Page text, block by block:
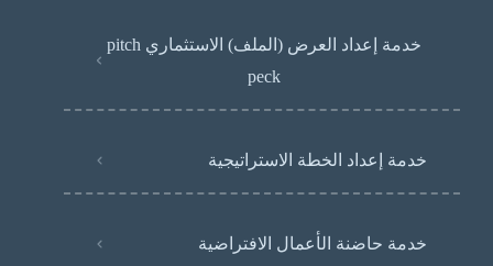
خدمة إعداد العرض (الملف) الاستثماري pitch
peck
خدمة إعداد الخطة الاستراتيجية
خدمة حاضنة الأعمال الافتراضية